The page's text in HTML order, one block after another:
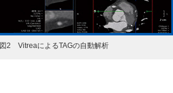
図2 VitreaによるTAGの自動解析